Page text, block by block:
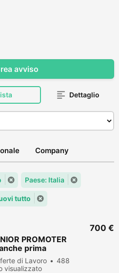
avviso
Dettaglio
Company
Paese: Italia
tutto
PROMOTER
prima
di Lavoro
488
visualizzato
700 €